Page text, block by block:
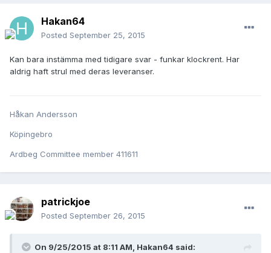
Hakan64
Posted September 25, 2015
Kan bara instämma med tidigare svar - funkar klockrent. Har
aldrig haft strul med deras leveranser.
Håkan Andersson
Köpingebro
Ardbeg Committee member 411611
patrickjoe
Posted September 26, 2015
On 9/25/2015 at 8:11 AM, Hakan64 said: